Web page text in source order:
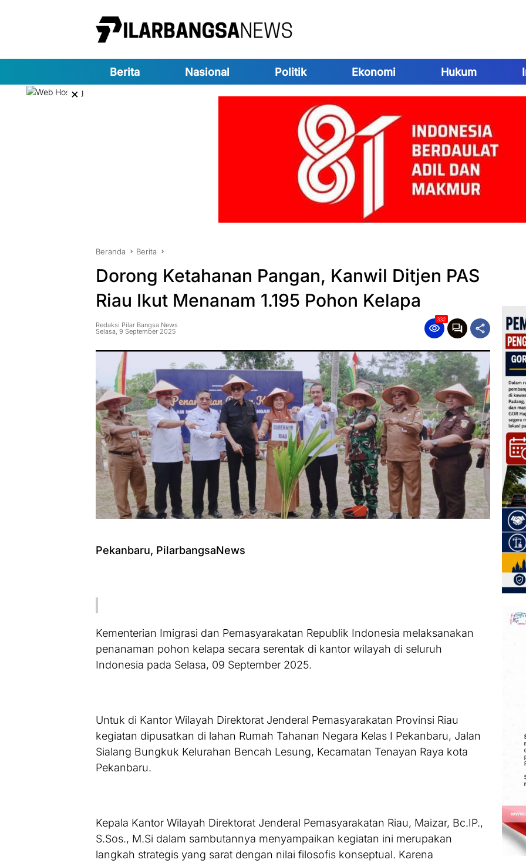
Berita Nasional Politik Ekonomi Hukum
×
Beranda Berita
Dorong Ketahanan Pangan, Kanwil Ditjen PAS
Riau Ikut Menanam 1.195 Pohon Kelapa
Redaksi Pilar Bangsa News
Selasa, 9 September 2025
332
Pekanbaru, PilarbangsaNews
Kementerian Imigrasi dan Pemasyarakatan Republik Indonesia melaksanakan
penanaman pohon kelapa secara serentak di kantor wilayah di seluruh
Indonesia pada Selasa, 09 September 2025.
Untuk di Kantor Wilayah Direktorat Jenderal Pemasyarakatan Provinsi Riau
kegiatan dipusatkan di lahan Rumah Tahanan Negara Kelas I Pekanbaru, Jalan
Sialang Bungkuk Kelurahan Bencah Lesung, Kecamatan Tenayan Raya kota
Pekanbaru.
Kepala Kantor Wilayah Direktorat Jenderal Pemasyarakatan Riau, Maizar, Bc.IP.,
S.Sos., M.Si dalam sambutannya menyampaikan kegiatan ini merupakan
langkah strategis yang sarat dengan nilai filosofis konseptual. Karena